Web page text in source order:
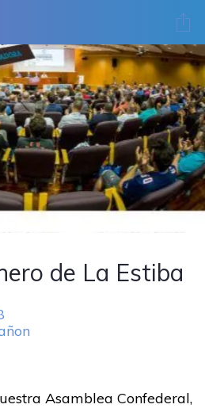
de La Estiba
Asamblea Confederal,